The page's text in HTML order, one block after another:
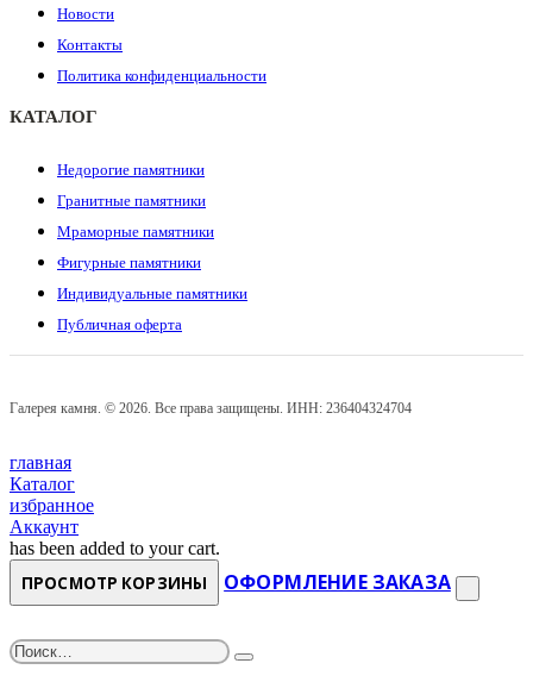
Новости
Контакты
Политика конфиденциальности
КАТАЛОГ
Недорогие памятники
Гранитные памятники
Мраморные памятники
Фигурные памятники
Индивидуальные памятники
Публичная оферта
Галерея камня. © 2026. Все права защищены. ИНН: 236404324704
главная
Каталог
избранное
Аккаунт
has been added to your cart.
ПРОСМОТР КОРЗИНЫ ОФОРМЛЕНИЕ ЗАКАЗА